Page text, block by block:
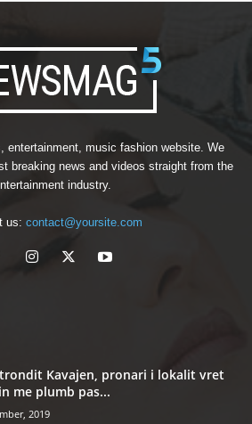
entertainment, music fashion website. We
breaking news and videos straight from the
industry.
us: contact@yoursite.com
Kavajen, pronari i lokalit vret
me plumb pas...
2019